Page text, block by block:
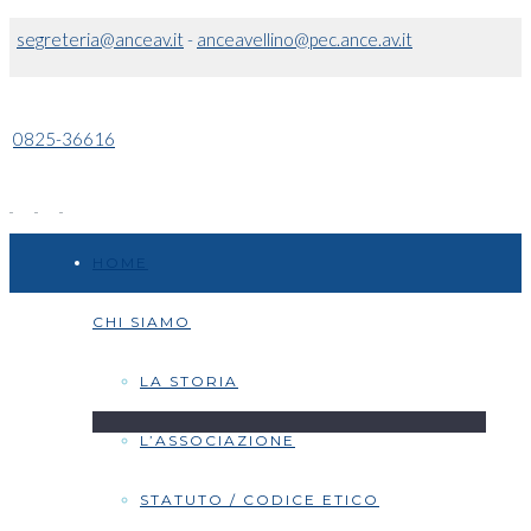
segreteria@anceav.it- anceavellino@pec.ance.av.it
0825-36616
CHI SIAMO
LA STORIA
L’ASSOCIAZIONE
STATUTO / CODICE ETICO